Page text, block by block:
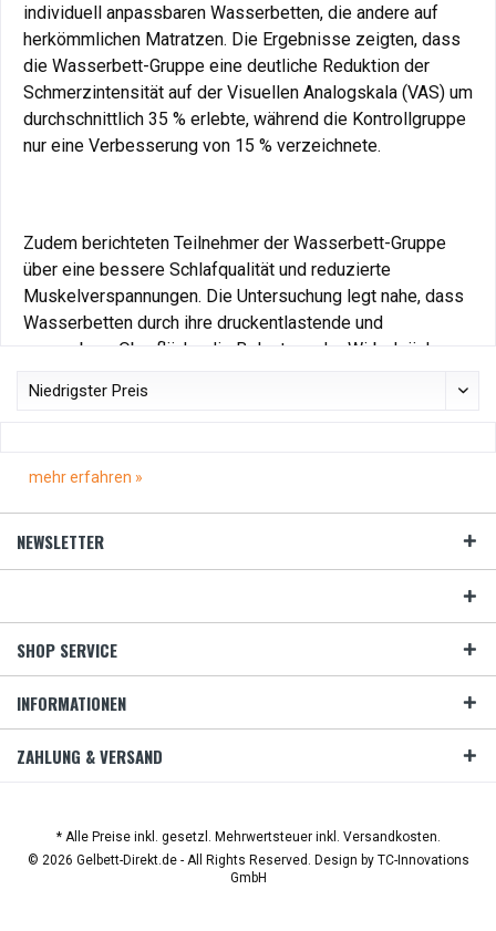
individuell anpassbaren Wasserbetten, die andere auf
herkömmlichen Matratzen. Die Ergebnisse zeigten, dass
die Wasserbett-Gruppe eine deutliche Reduktion der
Schmerzintensität auf der Visuellen Analogskala (VAS) um
durchschnittlich 35 % erlebte, während die Kontrollgruppe
nur eine Verbesserung von 15 % verzeichnete.
Zudem berichteten Teilnehmer der Wasserbett-Gruppe
über eine bessere Schlafqualität und reduzierte
Muskelverspannungen. Die Untersuchung legt nahe, dass
Wasserbetten durch ihre druckentlastende und
anpassbare Oberfläche die Belastung der Wirbelsäule
Bandscheibenvorfällen sein können.
Das Shape Sleep Massage Gelbett mit Carbon
für eine spürbare Linderung der Beschwerden und fördert
Vorteilen wie verbesserter Schlafqualität, Hygiene und
Wasserbett eine lohnende Investition in die Gesundheit
mehr erfahren »
NEWSLETTER
SHOP SERVICE
INFORMATIONEN
ZAHLUNG & VERSAND
* Alle Preise inkl. gesetzl. Mehrwertsteuer inkl. Versandkosten.
© 2026 Gelbett-Direkt.de - All Rights Reserved. Design by TC-Innovations
GmbH